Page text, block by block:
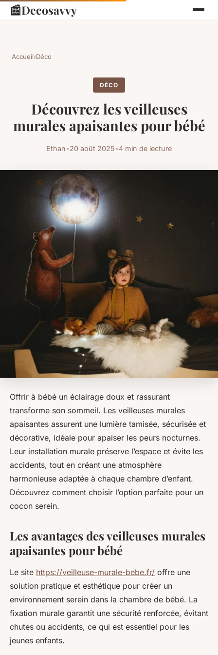
📰Decosavvy
Accueil›Déco
DÉCO
Découvrez les veilleuses
murales apaisantes pour bébé
Ethan•20 août 2025•4 min de lecture
Offrir à bébé un éclairage doux et rassurant
transforme son sommeil. Les veilleuses murales
apaisantes assurent une lumière tamisée, sécurisée et
décorative, idéale pour apaiser les peurs nocturnes.
Leur installation murale préserve l’espace et évite les
accidents, tout en créant une atmosphère
harmonieuse adaptée à chaque chambre d’enfant.
Découvrez comment choisir l’option parfaite pour un
cocon serein.
Les avantages des veilleuses murales
apaisantes pour bébé
Le site https://veilleuse-murale-bebe.fr/ offre une
solution pratique et esthétique pour créer un
environnement serein dans la chambre de bébé. La
fixation murale garantit une sécurité renforcée, évitant
chutes ou accidents, ce qui est essentiel pour les
jeunes enfants.